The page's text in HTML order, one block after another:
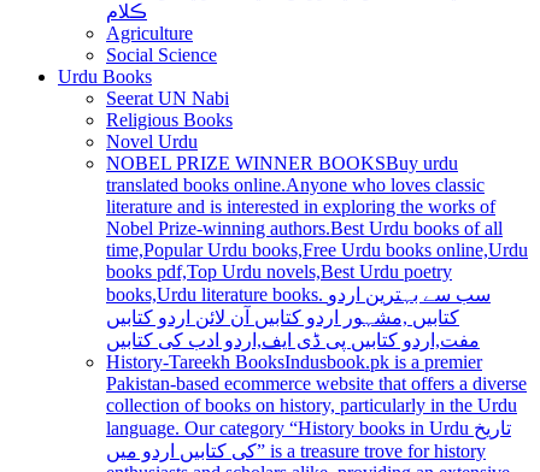
ڪلام
Agriculture
Social Science
Urdu Books
Seerat UN Nabi
Religious Books
Novel Urdu
NOBEL PRIZE WINNER BOOKSBuy urdu
translated books online.Anyone who loves classic
literature and is interested in exploring the works of
Nobel Prize-winning authors.Best Urdu books of all
time,Popular Urdu books,Free Urdu books online,Urdu
books pdf,Top Urdu novels,Best Urdu poetry
books,Urdu literature books. سب سے بہترین اردو
کتابیں ,مشہور اردو کتابیں آن لائن اردو کتابیں
مفت,اردو کتابیں پی ڈی ایف,اردو ادب کی کتابیں
History-Tareekh BooksIndusbook.pk is a premier
Pakistan-based ecommerce website that offers a diverse
collection of books on history, particularly in the Urdu
language. Our category “History books in Urdu تاریخ
کی کتابیں اردو میں” is a treasure trove for history